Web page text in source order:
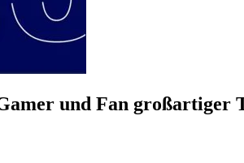
und Fan großartiger